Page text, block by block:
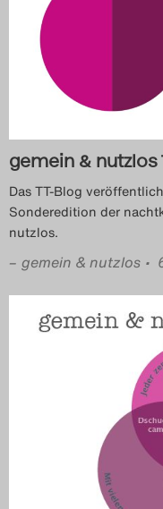
Das
Das
Das
Das
Das
Das
Das
gemein & nutzlos
Das TT-Blog
Sonderedition der
nutzlos.
– gemein & nutzlos •